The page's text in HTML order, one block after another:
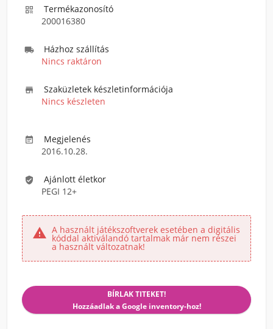

Termékazonosító
200016380

Házhoz szállítás
Nincs raktáron

Szaküzletek készletinformációja
Nincs készleten

Megjelenés
2016.10.28.

Ajánlott életkor
PEGI 12+
 A használt játékszoftverek esetében a digitális
kóddal aktiválandó tartalmak már nem részei
a használt változatnak!
BÍRLAK TITEKET!
Hozzáadlak a Google inventory-hoz!